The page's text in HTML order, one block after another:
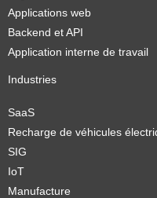
Applications web
Backend et API
Application interne de travail
Industries
SaaS
Recharge de véhicules
SIG
IoT
Manufacture